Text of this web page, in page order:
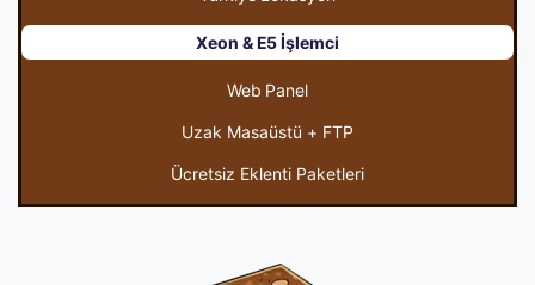
Xeon & E5 İşlemci
Web Panel
Uzak Masaüstü + FTP
Ücretsiz Eklenti Paketleri